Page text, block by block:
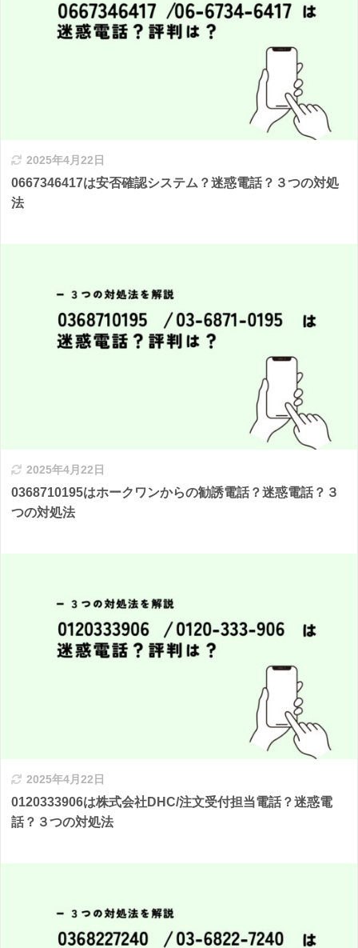
2025年4月22日
0667346417は安否確認システム？迷惑電話？３つの対処
法
2025年4月22日
0368710195はホークワンからの勧誘電話？迷惑電話？３
つの対処法
2025年4月22日
0120333906は株式会社DHC/注文受付担当電話？迷惑電
話？３つの対処法